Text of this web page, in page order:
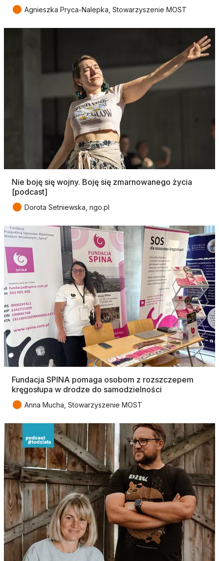
● Agnieszka Pryca-Nalepka, Stowarzyszenie MOST
Nie boję się wojny. Boję się zmarnowanego życia
[podcast]
● Dorota Setniewska, ngo.pl
Fundacja SPINA pomaga osobom z rozszczepem
kręgosłupa w drodze do samodzielności
● Anna Mucha, Stowarzyszenie MOST